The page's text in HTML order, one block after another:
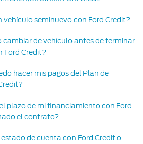
vehículo seminuevo con Ford Credit?
cambiar de vehículo antes de terminar
Ford Credit?
hacer mis pagos del Plan de
plazo de mi financiamiento con Ford
el contrato?
de cuenta con Ford Credit o